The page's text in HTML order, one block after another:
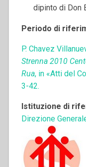
dipinto di Don
Periodo di
P. Chavez
Strenna 2010
Rua, in «Atti del
3-42.
Istituzione di
Direzione